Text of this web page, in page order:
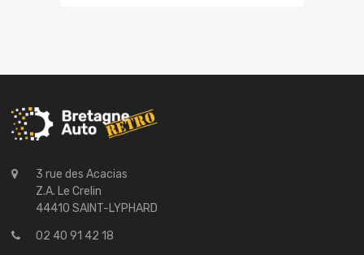
3 rue des Acacias
Z.A. Le Crelin
44410 SAINT-LYPHARD
02 40 91 42 18